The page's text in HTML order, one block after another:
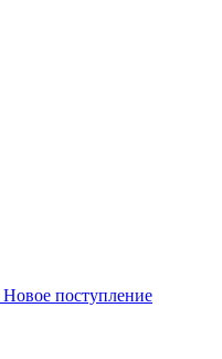
Новое поступление